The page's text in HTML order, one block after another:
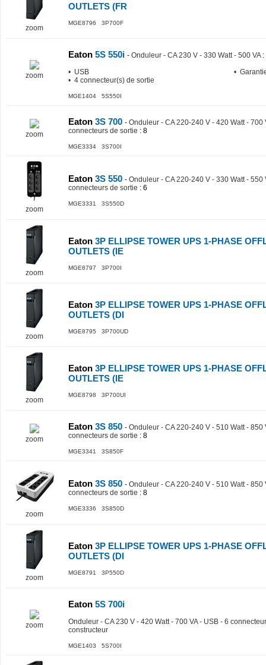
zoom
OUTLETS (FR
MGE8796 3P700F
zoom
Eaton 5S 550i - Onduleur - CA 230 V - 330 Watt - 500 VA:
• USB
• 4 connecteur(s) de sortie
•
MGE1404 5S550I
zoom
Eaton 3S 700 - Onduleur - CA 220-240 V - 420 Watt - 700
connecteurs de sortie : 8
MGE3334 3S700I
zoom
Eaton 3S 550 - Onduleur - CA 220-240 V - 330 Watt - 550
connecteurs de sortie : 6
MGE3331 3S550D
zoom
Eaton 3P ELLIPSE TOWER UPS 1-PHASE
OUTLETS (IE
MGE8797 3P700I
zoom
Eaton 3P ELLIPSE TOWER UPS 1-PHASE
OUTLETS (DI
MGE8795 3P700UD
zoom
Eaton 3P ELLIPSE TOWER UPS 1-PHASE
OUTLETS (IE
MGE8798 3P700UI
zoom
Eaton 3S 850 - Onduleur - CA 220-240 V - 510 Watt - 850
connecteurs de sortie : 8
MGE3341 3S850F
zoom
Eaton 3S 850 - Onduleur - CA 220-240 V - 510 Watt - 850
connecteurs de sortie : 8
MGE3336 3S850D
zoom
Eaton 3P ELLIPSE TOWER UPS 1-PHASE
OUTLETS (DI
MGE8791 3P550D
zoom
Eaton 5S 700i
Onduleur - CA 230 V - 420 Watt - 700 VA - USB - 6
constructeur
MGE1403 5S700I